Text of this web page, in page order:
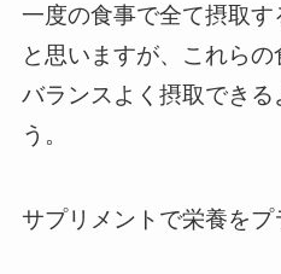
一度の食事で全て摂取
と思いますが、これら
バランスよく摂取できる
う。
サプリメントで栄養を